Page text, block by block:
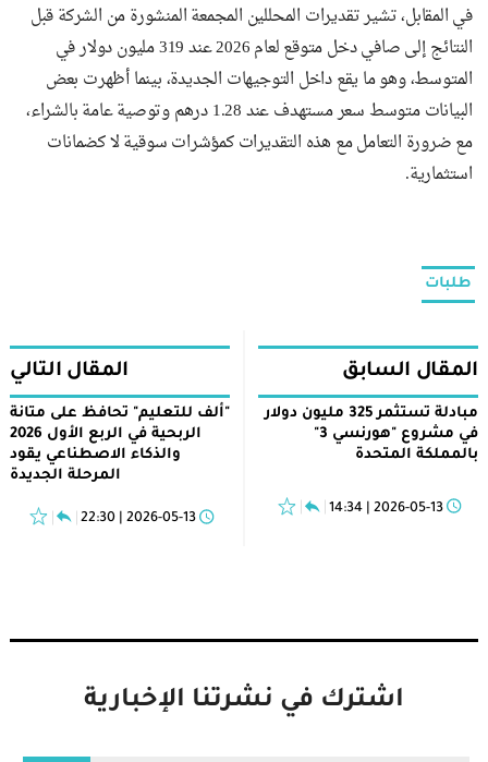
في المقابل، تشير تقديرات المحللين المجمعة المنشورة من الشركة قبل
النتائج إلى صافي دخل متوقع لعام 2026 عند 319 مليون دولار في
المتوسط، وهو ما يقع داخل التوجيهات الجديدة، بينما أظهرت بعض
البيانات متوسط سعر مستهدف عند 1.28 درهم وتوصية عامة بالشراء،
مع ضرورة التعامل مع هذه التقديرات كمؤشرات سوقية لا كضمانات
استثمارية.
طلبات
المقال السابق
مبادلة تستثمر 325 مليون دولار
في مشروع "هورنسي 3"
بالمملكة المتحدة
2026-05-13 | 14:34
المقال التالي
"ألف للتعليم" تحافظ على متانة
الربحية في الربع الأول 2026
والذكاء الاصطناعي يقود
المرحلة الجديدة
2026-05-13 | 22:30
اشترك في نشرتنا الإخبارية